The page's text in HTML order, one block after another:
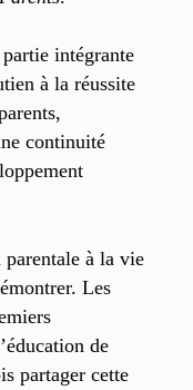
intégrante
à la réussite
continuité
à la vie
Les
de
partager cette